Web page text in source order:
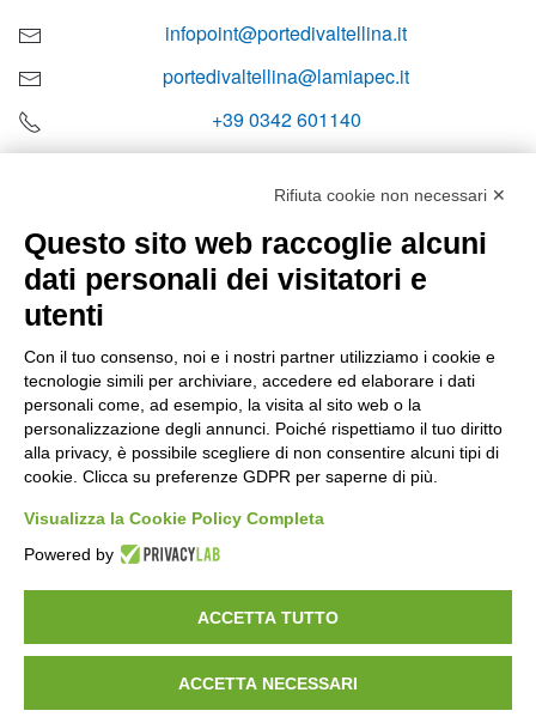
infopoint@portedivaltellina.it
portedivaltellina@lamiapec.it
+39 0342 601140
Orari di apertura
Sabato
08:00 – 12:10
Domenica e festivi
CHIUSO
Consorzio Turistico Porte di Valtellina. All rights reserved.
Powered byNoratech
Rifiuta cookie non necessari ✕
Questo sito web raccoglie alcuni
dati personali dei visitatori e
utenti
Con il tuo consenso, noi e i nostri partner utilizziamo i cookie e
tecnologie simili per archiviare, accedere ed elaborare i dati
personali come, ad esempio, la visita al sito web o la
personalizzazione degli annunci. Poiché rispettiamo il tuo diritto
alla privacy, è possibile scegliere di non consentire alcuni tipi di
cookie. Clicca su preferenze GDPR per saperne di più.
Visualizza la Cookie Policy Completa
Powered by
ACCETTA TUTTO
ACCETTA NECESSARI